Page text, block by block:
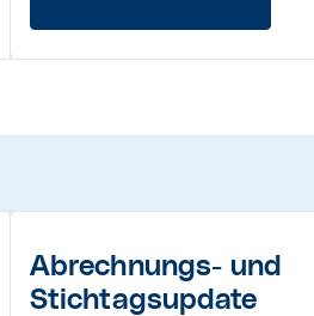
Abrechnungs- und
Stichtagsupdate